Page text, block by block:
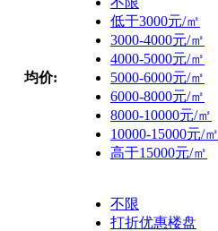
均价:
低于3000元/㎡
3000-4000元/㎡
4000-5000元/㎡
5000-6000元/㎡
6000-8000元/㎡
8000-10000元/㎡
10000-15000元/㎡
高于15000元/㎡
不限
打折优惠楼盘